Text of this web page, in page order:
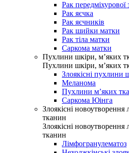
Рак передміхурової
Рак яєчка
Рак яєчників
Рак шийки матки
Рак тіла матки
Саркома матки
Пухлини шкіри, м’яких
Пухлини шкіри, м’яких
Злоякісні пухлини
Меланома
Пухлини м’яких
Саркома Юінга
Злоякісні новоутворення
тканин
Злоякісні новоутворення
тканин
Лімфогранулематоз